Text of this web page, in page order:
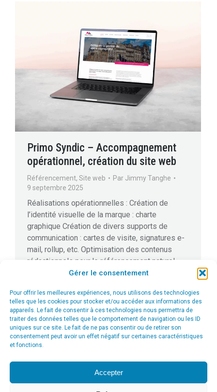
Gérer le consentement
Pour offrir les meilleures expériences, nous utilisons des technologies
telles que les cookies pour stocker et/ou accéder aux informations des
appareils. Le fait de consentir à ces technologies nous permettra de
traiter des données telles que le comportement de navigation ou les ID
uniques sur ce site. Le fait de ne pas consentir ou de retirer son
consentement peut avoir un effet négatif sur certaines caractéristiques
et fonctions.
Accepter
Primo Syndic – Accompagnement
opérationnel, création du site web
Référencement,Site web Par Jimmy Tanghe
9 septembre 2025
Réalisations opérationnelles : Création de
l’identité visuelle de la marque : charte
graphique Création de divers supports de
communication : cartes de visite, signatures e-
mail, rollup, etc. Optimisation des contenus
rédactionnels pour le référencement naturel
SEO (Search Engine Optimization) Création du
bureau (responsive design) Monitoring avec
Google Analytics…